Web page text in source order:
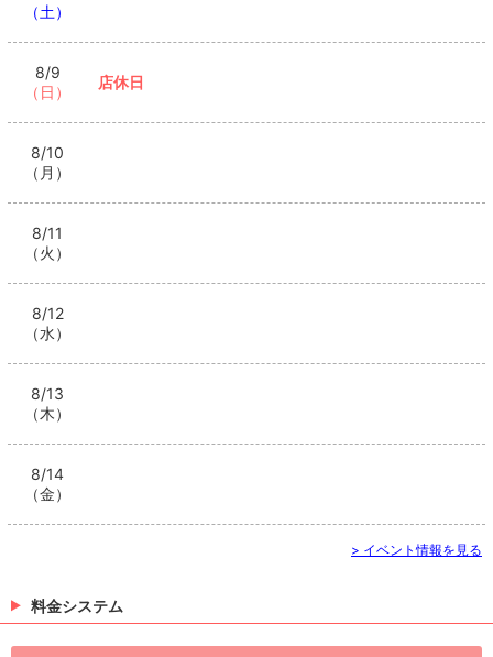
（土）
8/9
（日）
店休日
8/10
（月）
8/11
（火）
8/12
（水）
8/13
（木）
8/14
（金）
> イベント情報を見る
料金システム